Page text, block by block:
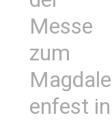
Messe
zum
enfest in